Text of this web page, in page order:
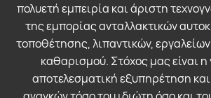
πολυετή εμπειρία και άριστη
της εμπορίας ανταλλακτικών
τοποθέτησης, λιπαντικών,
καθαρισμού. Στόχος μας είναι
αποτελεσματική εξυπηρέτηση